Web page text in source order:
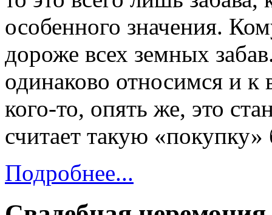
особенного значения.
дороже всех земных
одинаково относимся и к
кого-то, опять же, это
считает такую «покупку»
Подробнее...